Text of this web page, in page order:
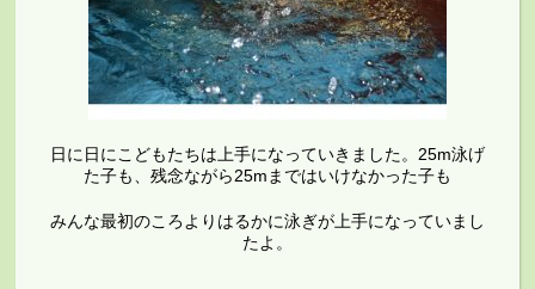
日に日にこどもたちは上手になっていきました。25m泳げ
た子も、残念ながら25mまではいけなかった子も
みんな最初のころよりはるかに泳ぎが上手になっていまし
たよ。